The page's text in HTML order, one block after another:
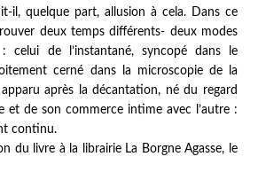
il, quelque part, allusion à cela. Dans ce
deux temps différents- deux modes
celui de l’instantané, syncopé dans le
cerné dans la microscopie de la
après la décantation, né du regard
et de son commerce intime avec l’autre :
continu.
du livre à la librairie La Borgne Agasse, le